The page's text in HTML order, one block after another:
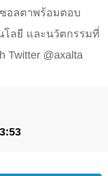
อลตาพร้อมตอบ
โลยี และนวัตกรรมที่
Twitter @axalta